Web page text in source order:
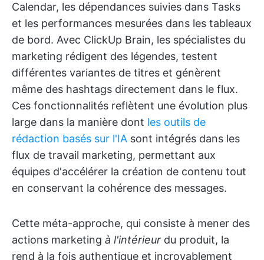
Calendar, les dépendances suivies dans Tasks
et les performances mesurées dans les tableaux
de bord. Avec ClickUp Brain, les spécialistes du
marketing rédigent des légendes, testent
différentes variantes de titres et génèrent
même des hashtags directement dans le flux.
Ces fonctionnalités reflètent une évolution plus
large dans la manière dont les outils de
rédaction basés sur l'IA sont intégrés dans les
flux de travail marketing, permettant aux
équipes d'accélérer la création de contenu tout
en conservant la cohérence des messages.
Cette méta-approche, qui consiste à mener des
actions marketing à l'intérieur du produit, la
rend à la fois authentique et incroyablement